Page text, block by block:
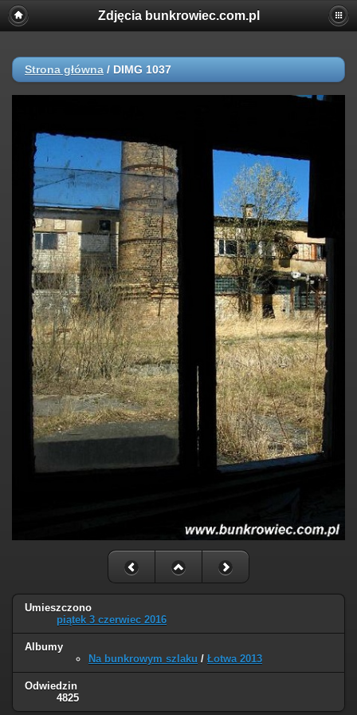
Zdjęcia bunkrowiec.com.pl
Strona główna / DIMG 1037
Umieszczono
piątek 3 czerwiec 2016
Albumy
Na bunkrowym szlaku / Łotwa 2013
Odwiedzin
4825